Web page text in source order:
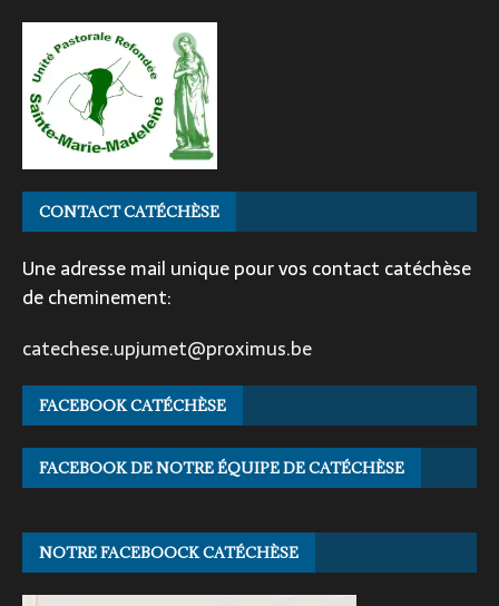
CONTACT CATÉCHÈSE
Une adresse mail unique pour vos contact catéchèse
de cheminement:
catechese.upjumet@proximus.be
FACEBOOK CATÉCHÈSE
FACEBOOK DE NOTRE ÉQUIPE DE CATÉCHÈSE
NOTRE FACEBOOCK CATÉCHÈSE